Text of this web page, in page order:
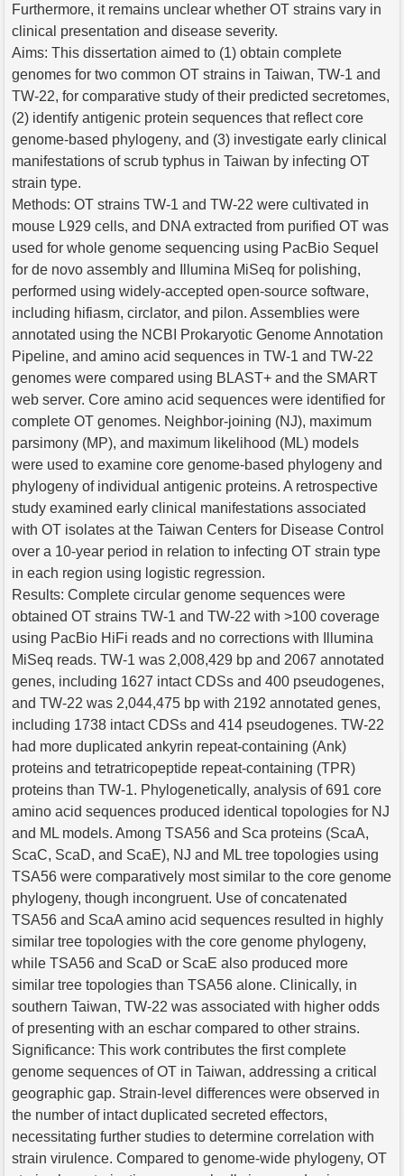
Furthermore, it remains unclear whether OT strains vary in
clinical presentation and disease severity.
Aims: This dissertation aimed to (1) obtain complete
genomes for two common OT strains in Taiwan, TW-1 and
TW-22, for comparative study of their predicted secretomes,
(2) identify antigenic protein sequences that reflect core
genome-based phylogeny, and (3) investigate early clinical
manifestations of scrub typhus in Taiwan by infecting OT
strain type.
Methods: OT strains TW-1 and TW-22 were cultivated in
mouse L929 cells, and DNA extracted from purified OT was
used for whole genome sequencing using PacBio Sequel
for de novo assembly and Illumina MiSeq for polishing,
performed using widely-accepted open-source software,
including hifiasm, circlator, and pilon. Assemblies were
annotated using the NCBI Prokaryotic Genome Annotation
Pipeline, and amino acid sequences in TW-1 and TW-22
genomes were compared using BLAST+ and the SMART
web server. Core amino acid sequences were identified for
complete OT genomes. Neighbor-joining (NJ), maximum
parsimony (MP), and maximum likelihood (ML) models
were used to examine core genome-based phylogeny and
phylogeny of individual antigenic proteins. A retrospective
study examined early clinical manifestations associated
with OT isolates at the Taiwan Centers for Disease Control
over a 10-year period in relation to infecting OT strain type
in each region using logistic regression.
Results: Complete circular genome sequences were
obtained OT strains TW-1 and TW-22 with >100 coverage
using PacBio HiFi reads and no corrections with Illumina
MiSeq reads. TW-1 was 2,008,429 bp and 2067 annotated
genes, including 1627 intact CDSs and 400 pseudogenes,
and TW-22 was 2,044,475 bp with 2192 annotated genes,
including 1738 intact CDSs and 414 pseudogenes. TW-22
had more duplicated ankyrin repeat-containing (Ank)
proteins and tetratricopeptide repeat-containing (TPR)
proteins than TW-1. Phylogenetically, analysis of 691 core
amino acid sequences produced identical topologies for NJ
and ML models. Among TSA56 and Sca proteins (ScaA,
ScaC, ScaD, and ScaE), NJ and ML tree topologies using
TSA56 were comparatively most similar to the core genome
phylogeny, though incongruent. Use of concatenated
TSA56 and ScaA amino acid sequences resulted in highly
similar tree topologies with the core genome phylogeny,
while TSA56 and ScaD or ScaE also produced more
similar tree topologies than TSA56 alone. Clinically, in
southern Taiwan, TW-22 was associated with higher odds
of presenting with an eschar compared to other strains.
Significance: This work contributes the first complete
genome sequences of OT in Taiwan, addressing a critical
geographic gap. Strain-level differences were observed in
the number of intact duplicated secreted effectors,
necessitating further studies to determine correlation with
strain virulence. Compared to genome-wide phylogeny, OT